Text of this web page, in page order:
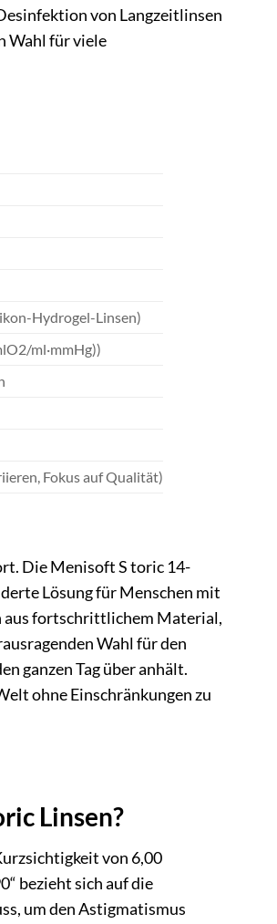
von Langzeitlinsen
Wahl für viele
Hydrogel-Linsen)
ml·mmHg))
Fokus auf Qualität)
Die Menisoft S toric 14-
Lösung für Menschen mit
aus fortschrittlichem Material,
Wahl für den
ganzen Tag über anhält.
ohne Einschränkungen zu
Linsen?
von 6,00
bezieht sich auf die
um den Astigmatismus